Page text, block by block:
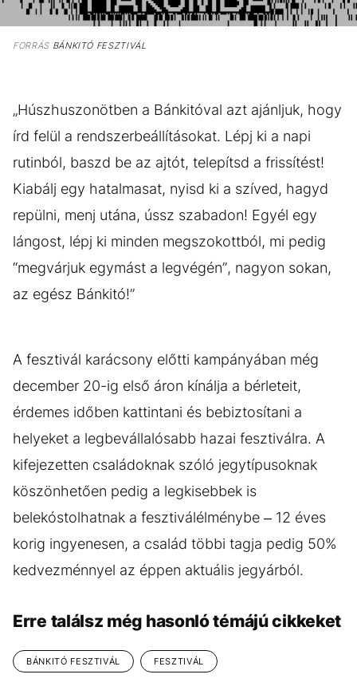
FORRÁSBÁNKITÓ FESZTIVÁL
„Húszhuszonötben a Bánkitóval azt ajánljuk, hogy
írd felül a rendszerbeállításokat. Lépj ki a napi
rutinból, baszd be az ajtót, telepítsd a frissítést!
Kiabálj egy hatalmasat, nyisd ki a szíved, hagyd
repülni, menj utána, ússz szabadon! Egyél egy
lángost, lépj ki minden megszokottból, mi pedig
“megvárjuk egymást a legvégén”, nagyon sokan,
az egész Bánkitó!”
A fesztivál karácsony előtti kampányában még
december 20-ig első áron kínálja a bérleteit,
érdemes időben kattintani és bebiztosítani a
helyeket a legbevállalósabb hazai fesztiválra. A
kifejezetten családoknak szóló jegytípusoknak
köszönhetően pedig a legkisebbek is
belekóstolhatnak a fesztiválélménybe – 12 éves
korig ingyenesen, a család többi tagja pedig 50%
kedvezménnyel az éppen aktuális jegyárból.
Erre találsz még hasonló témájú cikkeket
BÁNKITÓ FESZTIVÁL FESZTIVÁL